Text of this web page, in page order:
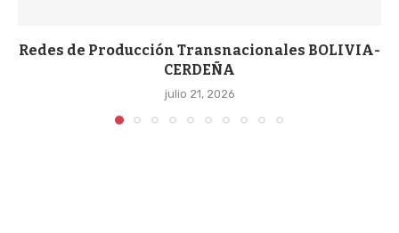
Redes de Producción Transnacionales BOLIVIA-
CERDEÑA
julio 21, 2026